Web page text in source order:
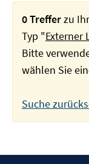
0 Trefferzu
Typ "Externer
Bitte
wählen Sie
Suche